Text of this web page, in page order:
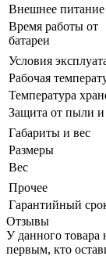
Внешнее питание
Время работы от
батареи
Условия
Рабочая
Температура
Защита от пыли
Габариты и вес
Размеры
Вес
Прочее
Гарантийный
Отзывы
У данного товара
первым, кто